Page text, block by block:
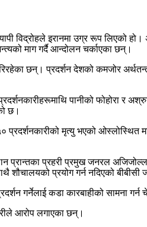
विद्रोहले इरानमा उग्र रूप लिएको
माग गर्दै आन्दोलन चर्काएका छन्।
छन्। प्रदर्शन देशको कमजोर
पानीको फोहोरा र
छ।
मृत्यु भएको ओस्लोस्थित
प्रान्तका प्रहरी प्रमुख जनरल
शौचालयको प्रयोग गर्न नदिएको बीबीसी
गर्नेलाई कडा कारबाहीको सामना
आरोप लगाएका छन्।